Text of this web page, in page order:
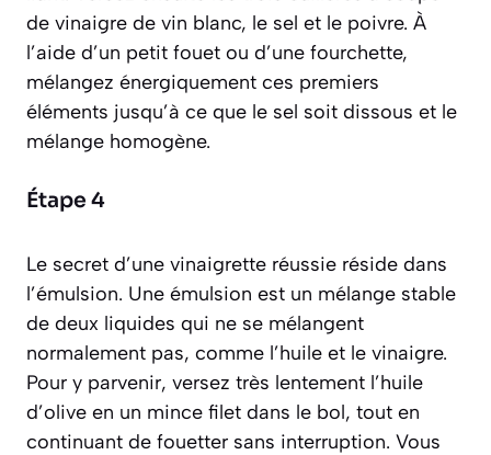
de vinaigre de vin blanc, le sel et le poivre. À
l’aide d’un petit fouet ou d’une fourchette,
mélangez énergiquement ces premiers
éléments jusqu’à ce que le sel soit dissous et le
mélange homogène.
Étape 4
Le secret d’une vinaigrette réussie réside dans
l’émulsion. Une émulsion est un mélange stable
de deux liquides qui ne se mélangent
normalement pas, comme l’huile et le vinaigre.
Pour y parvenir, versez très lentement l’huile
d’olive en un mince filet dans le bol, tout en
continuant de fouetter sans interruption. Vous